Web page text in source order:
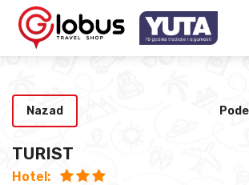
TURIST
Hotel:
Nazad